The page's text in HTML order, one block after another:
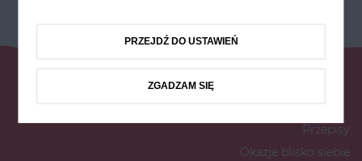
Przepisy
Okazje blisko siebie
PRZEJDŹ DO USTAWIEŃ
ZGADZAM SIĘ